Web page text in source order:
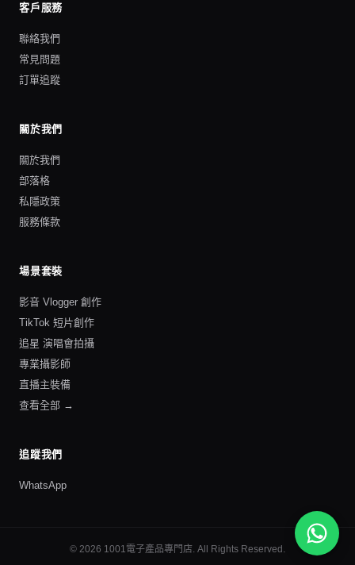
客戶服務
聯絡我們
常見問題
訂單追蹤
關於我們
關於我們
部落格
私隱政策
服務條款
場景套裝
影音 Vlogger 創作
TikTok 短片創作
追星 演唱會拍攝
專業攝影師
直播主裝備
查看全部 →
追蹤我們
WhatsApp
© 2026 1001電子產品專門店. All Rights Reserved.